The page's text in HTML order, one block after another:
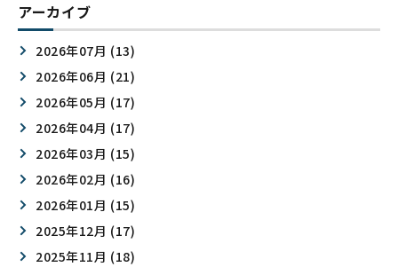
アーカイブ
2026年07月 (13)
2026年06月 (21)
2026年05月 (17)
2026年04月 (17)
2026年03月 (15)
2026年02月 (16)
2026年01月 (15)
2025年12月 (17)
2025年11月 (18)